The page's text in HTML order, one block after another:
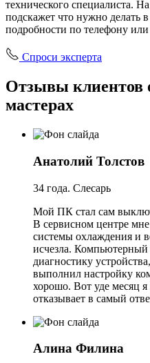
технического специалиста.
подскажет что нужно делать
подробности по телефону или
Спроси эксперта
Отзывы клиентов
мастерах
Анатолий Толстов
34 года. Слесарь
Мой ПК стал сам
В сервисном центре
системы охлаждения и
исчезла.
диагностику
выполнил настройку
хорошо. Вот уде месяц
отказывает в самый
Алина Филина